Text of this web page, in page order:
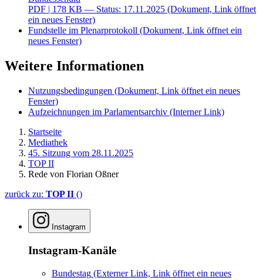
PDF | 178 KB — Status: 17.11.2025 (Dokument, Link öffnet
ein neues Fenster)
Fundstelle im Plenarprotokoll (Dokument, Link öffnet ein
neues Fenster)
Weitere Informationen
Nutzungsbedingungen (Dokument, Link öffnet ein neues
Fenster)
Aufzeichnungen im Parlamentsarchiv (Interner Link)
Startseite
Mediathek
45. Sitzung vom 28.11.2025
TOP II
Rede von Florian Oßner
zurück zu: TOP II ()
Instagram
Instagram-Kanäle
Bundestag (Externer Link, Link öffnet ein neues